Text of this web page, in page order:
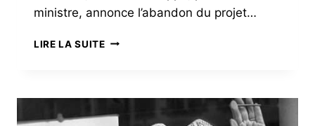
ministre, annonce l’abandon du projet…
LIRE LA SUITEZAD
DES-
LANDES.